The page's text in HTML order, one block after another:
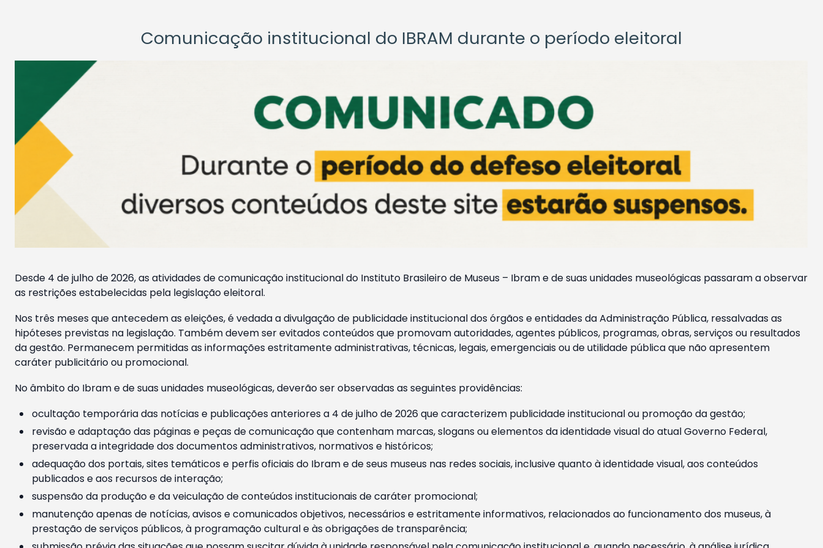
Comunicação institucional do IBRAM durante o período eleitoral
Desde 4 de julho de 2026, as atividades de comunicação institucional do Instituto Brasileiro de Museus – Ibram e de suas unidades museológicas passaram a observar
as restrições estabelecidas pela legislação eleitoral.
Nos três meses que antecedem as eleições, é vedada a divulgação de publicidade institucional dos órgãos e entidades da Administração Pública, ressalvadas as
hipóteses previstas na legislação. Também devem ser evitados conteúdos que promovam autoridades, agentes públicos, programas, obras, serviços ou resultados
da gestão. Permanecem permitidas as informações estritamente administrativas, técnicas, legais, emergenciais ou de utilidade pública que não apresentem
caráter publicitário ou promocional.
No âmbito do Ibram e de suas unidades museológicas, deverão ser observadas as seguintes providências:
ocultação temporária das notícias e publicações anteriores a 4 de julho de 2026 que caracterizem publicidade institucional ou promoção da gestão;
revisão e adaptação das páginas e peças de comunicação que contenham marcas, slogans ou elementos da identidade visual do atual Governo Federal,
preservada a integridade dos documentos administrativos, normativos e históricos;
adequação dos portais, sites temáticos e perfis oficiais do Ibram e de seus museus nas redes sociais, inclusive quanto à identidade visual, aos conteúdos
publicados e aos recursos de interação;
suspensão da produção e da veiculação de conteúdos institucionais de caráter promocional;
manutenção apenas de notícias, avisos e comunicados objetivos, necessários e estritamente informativos, relacionados ao funcionamento dos museus, à
prestação de serviços públicos, à programação cultural e às obrigações de transparência;